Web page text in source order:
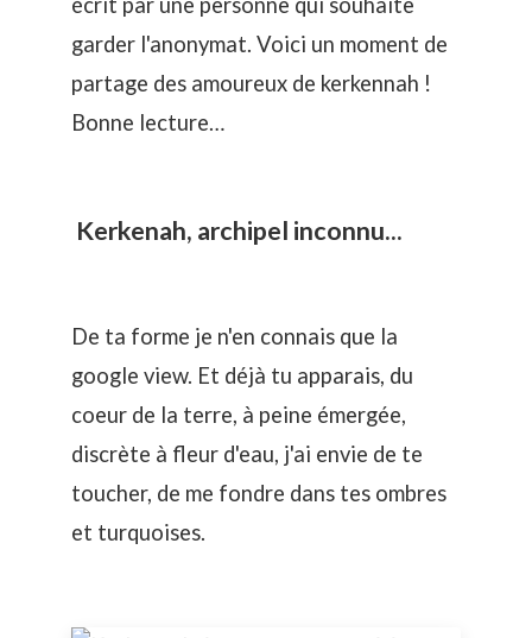
garder l'anonymat. Voici un moment de
partage des amoureux de kerkennah !
Bonne lecture…
Kerkenah, archipel inconnu...
De ta forme je n'en connais que la
google view. Et déjà tu apparais, du
coeur de la terre, à peine émergée,
discrète à fleur d'eau, j'ai envie de te
toucher, de me fondre dans tes ombres
et turquoises.